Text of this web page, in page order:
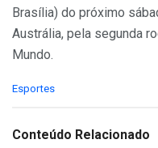
Brasília) do próximo
Austrália, pela segunda
Mundo.
C
e
Esportes
Conteúdo Relacionado